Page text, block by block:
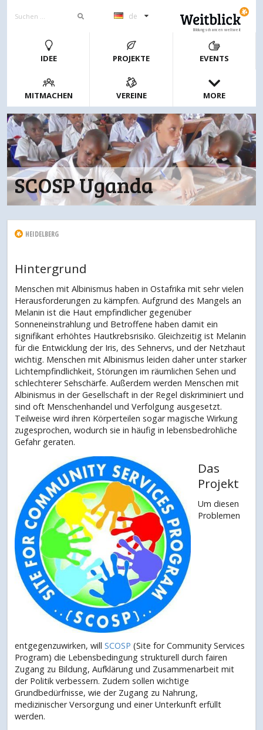
de
Bildungschancen weltweit
IDEE PROJEKTE EVENTS
MITMACHEN VEREINE MORE
SCOSP Uganda
HEIDELBERG
Hintergrund
Menschen mit Albinismus haben in Ostafrika mit sehr vielen
Herausforderungen zu kämpfen. Aufgrund des Mangels an
Melanin ist die Haut empfindlicher gegenüber
Sonneneinstrahlung und Betroffene haben damit ein
signifikant erhöhtes Hautkrebsrisiko. Gleichzeitig ist Melanin
für die Entwicklung der Iris, des Sehnervs, und der Netzhaut
wichtig. Menschen mit Albinismus leiden daher unter starker
Lichtempfindlichkeit, Störungen im räumlichen Sehen und
schlechterer Sehschärfe. Außerdem werden Menschen mit
Albinismus in der Gesellschaft in der Regel diskriminiert und
sind oft Menschenhandel und Verfolgung ausgesetzt.
Teilweise wird ihren Körperteilen sogar magische Wirkung
zugesprochen, wodurch sie in häufig in lebensbedrohliche
Gefahr geraten.
Das
Projekt
Um diesen
Problemen
entgegenzuwirken, will SCOSP (Site for Community Services
Program) die Lebensbedingung strukturell durch fairen
Zugang zu Bildung, Aufklärung und Zusammenarbeit mit
der Politik verbessern. Zudem sollen wichtige
Grundbedürfnisse, wie der Zugang zu Nahrung,
medizinischer Versorgung und einer Unterkunft erfüllt
werden.